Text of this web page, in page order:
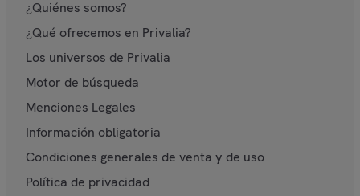
¿Quiénes somos?
¿Qué ofrecemos en Privalia?
Los universos de Privalia
Motor de búsqueda
Menciones Legales
Información obligatoria
Condiciones generales de venta y de uso
Política de privacidad